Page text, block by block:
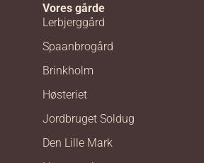
Vores gårde
Lerbjerggård
Spaanbrogård
Brinkholm
Høsteriet
Jordbruget Soldug
Den Lille Mark